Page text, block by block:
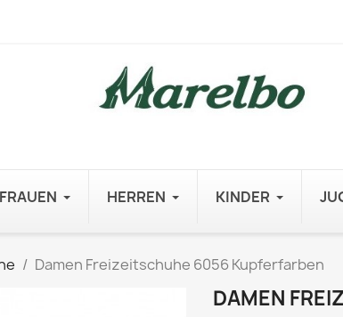
FRAUEN HERREN KINDER
Damen Freizeitschuhe 6056 Kupferfarben
DAMEN